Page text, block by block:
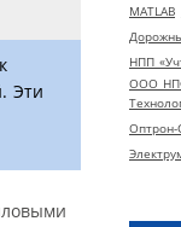
MATLAB
НПП
ООО
Оптрон-
Эти